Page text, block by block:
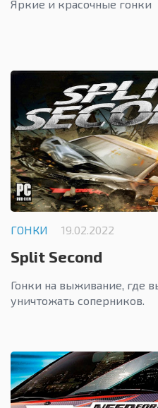
Яркие и красочные гонки
ГОНКИ 19.02.2022
Split Second
Гонки на выживание, где
уничтожать соперников.